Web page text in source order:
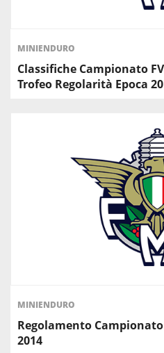
MINIENDURO
Classifiche Campionato
Trofeo Regolarità Epoca
MINIENDURO
Regolamento
2014